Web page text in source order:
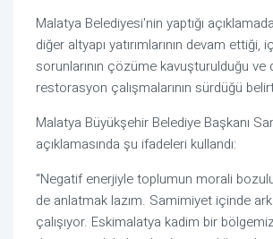
Malatya Belediyesi'nin yaptığı
diğer altyapı yatırımlarının devam ettiği,
sorunlarının çözüme kavuşturulduğu ve
restorasyon çalışmalarının sürdüğü
Malatya Büyükşehir Belediye Başkanı
açıklamasında şu ifadeleri kullandı:
“Negatif enerjiyle toplumun morali
de anlatmak lazım. Samimiyet içinde
çalışıyor. Eskimalatya kadim bir